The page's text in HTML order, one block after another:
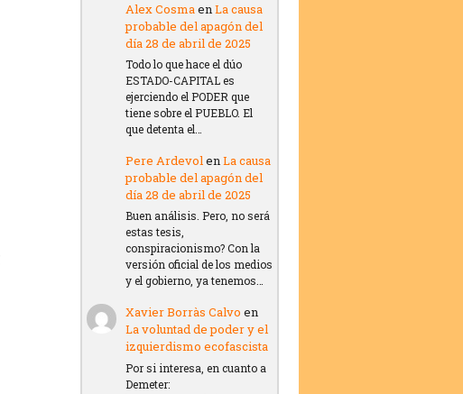
Alex CosmaenLa causa
probable del apagón del
día 28 de abril de 2025
Todo lo que hace el dúo
ESTADO-CAPITAL es
ejerciendo el PODER que
tiene sobre el PUEBLO. El
que detenta el…
Pere ArdevolenLa causa
probable del apagón del
día 28 de abril de 2025
Buen análisis. Pero, no será
estas tesis,
conspiracionismo? Con la
versión oficial de los medios
y el gobierno, ya tenemos…
Xavier Borràs Calvo en
La voluntad de poder y el
izquierdismo ecofascista
Por si interesa, en cuanto a
Demeter: